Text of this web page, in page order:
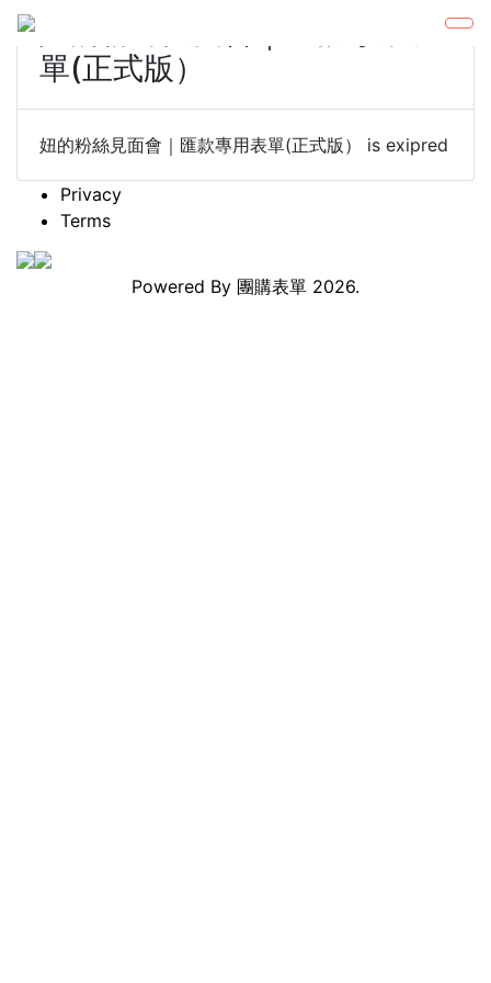
單(正式版）
妞的粉絲見面會｜匯款專用表單(正式版） is exipred
Privacy
Terms
Powered By 團購表單 2026.